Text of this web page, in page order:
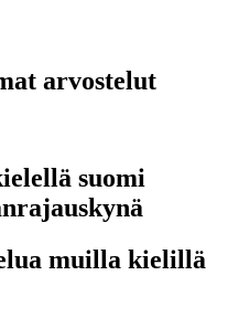
arvostelut
suomi
muilla kielillä